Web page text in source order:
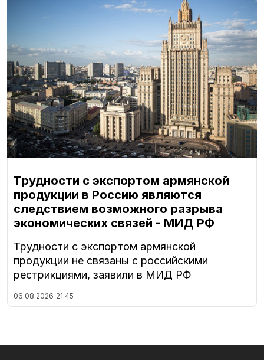
Трудности с экспортом армянской
продукции в Россию являются
следствием возможного разрыва
экономических связей - МИД РФ
Трудности с экспортом армянской
продукции не связаны с российскими
рестрикциями, заявили в МИД РФ
06.08.2026 21:45